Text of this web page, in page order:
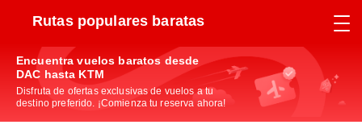
Rutas populares baratas
Encuentra vuelos baratos desde
DAC hasta KTM
Disfruta de ofertas exclusivas de vuelos a tu
destino preferido. ¡Comienza tu reserva ahora!